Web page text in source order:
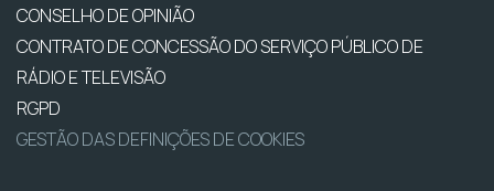
CONSELHO DE OPINIÃO
CONTRATO DE CONCESSÃO DO SERVIÇO PÚBLICO DE
RÁDIO E TELEVISÃO
RGPD
GESTÃO DAS DEFINIÇÕES DE COOKIES